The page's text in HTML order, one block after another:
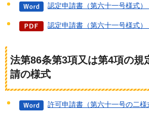
認定申請書（第六十一号様式）
認定申請書（第六十一号様式）
法第86条第3項又は第4項の規
請の様式
許可申請書（第六十一号の二様